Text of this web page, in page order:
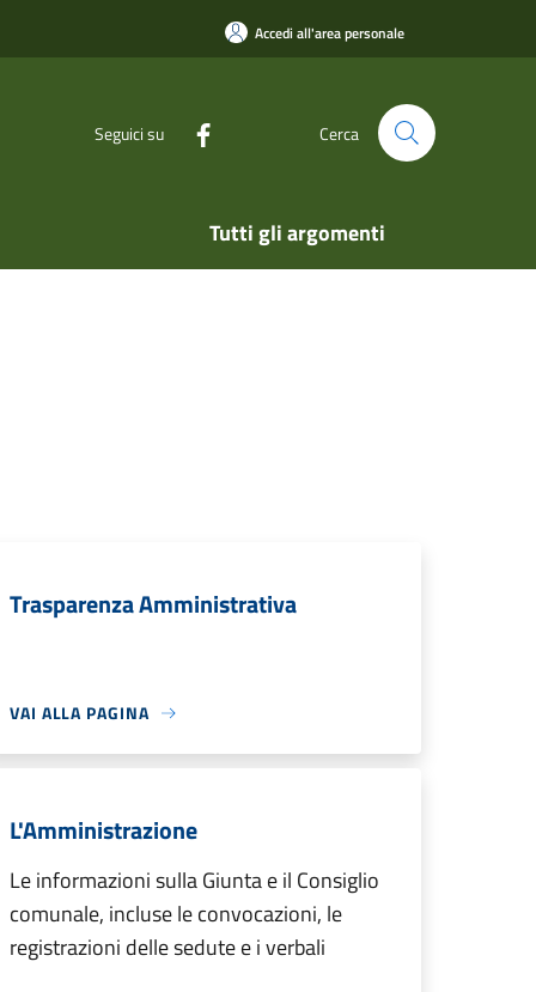
Accedi all'area personale
Seguici su Cerca
Tutti gli argomenti
Trasparenza Amministrativa
VAI ALLA PAGINA
L'Amministrazione
Le informazioni sulla Giunta e il Consiglio
comunale, incluse le convocazioni, le
registrazioni delle sedute e i verbali